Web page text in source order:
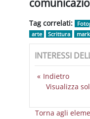
Tag correlati:
arte
Scrittura
INTERESSI
Indietro
Visualizza
Torna agli